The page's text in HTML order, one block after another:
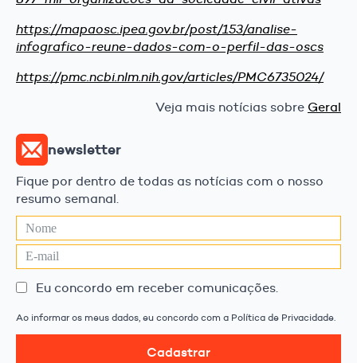
https://mapaosc.ipea.gov.br/post/153/analise-
infografico-reune-dados-com-o-perfil-das-oscs
https://pmc.ncbi.nlm.nih.gov/articles/PMC6735024/
Veja mais notícias sobre Geral
newsletter
Fique por dentro de todas as notícias com o nosso
resumo semanal.
Eu concordo em receber comunicações.
Ao informar os meus dados, eu concordo com a Política de Privacidade.
Cadastrar